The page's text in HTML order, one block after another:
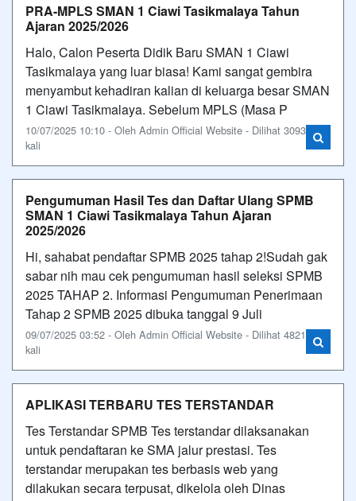
PRA-MPLS SMAN 1 Ciawi Tasikmalaya Tahun
Ajaran 2025/2026
Halo, Calon Peserta Didik Baru SMAN 1 Ciawi
Tasikmalaya yang luar biasa! Kami sangat gembira
menyambut kehadiran kalian di keluarga besar SMAN
1 Ciawi Tasikmalaya. Sebelum MPLS (Masa P
10/07/2025 10:10 - Oleh Admin Official Website - Dilihat 3093
kali
Pengumuman Hasil Tes dan Daftar Ulang SPMB
SMAN 1 Ciawi Tasikmalaya Tahun Ajaran
2025/2026
Hi, sahabat pendaftar SPMB 2025 tahap 2!Sudah gak
sabar nih mau cek pengumuman hasil seleksi SPMB
2025 TAHAP 2. Informasi Pengumuman Penerimaan
Tahap 2 SPMB 2025 dibuka tanggal 9 Juli
09/07/2025 03:52 - Oleh Admin Official Website - Dilihat 4821
kali
APLIKASI TERBARU TES TERSTANDAR
Tes Terstandar SPMB Tes terstandar dilaksanakan
untuk pendaftaran ke SMA jalur prestasi. Tes
terstandar merupakan tes berbasis web yang
dilakukan secara terpusat, dikelola oleh Dinas